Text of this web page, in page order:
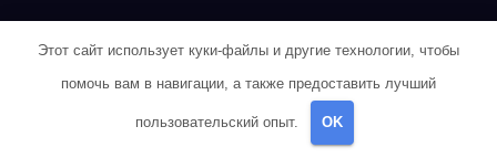
NLSY69R1
NNB1FICK NNDTIZGX NPQ5L31M
Этот сайт использует куки-файлы и другие технологии, чтобы
помочь вам в навигации, а также предоставить лучший
пользовательский опыт. OK